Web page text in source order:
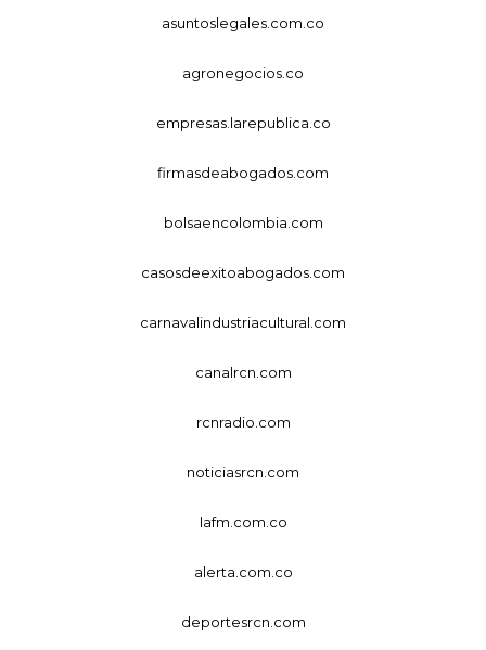
asuntoslegales.com.co
agronegocios.co
empresas.larepublica.co
firmasdeabogados.com
bolsaencolombia.com
casosdeexitoabogados.com
carnavalindustriacultural.com
canalrcn.com
rcnradio.com
noticiasrcn.com
lafm.com.co
alerta.com.co
deportesrcn.com